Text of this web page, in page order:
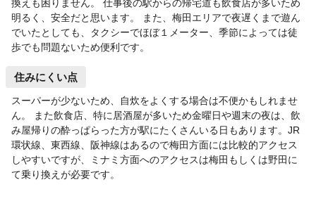
換えも困りません。 仕事後の駅からの帰宅道も飲食店が多いため
明るく、安全だと思います。 また、梅田エリアで夜遅くまで遊ん
でいたとしても、タクシーでほぼ１メーター、季節によっては徒
歩でも問題ないため便利です。
住みにくい点
スーパーが少ないため、自炊をよくする場合は不便かもしれませ
ん。 また飲食店、特に居酒屋が多いため金曜日や週末の夜は、飲
み屋帰りの酔っぱらった方が駅にたくさんいる日もあります。JR
環状線、東西線、阪神線はあるので梅田方面には比較的アクセス
しやすいですが、ミナミ方面へのアクセスは梅田もしくは野田に
て乗り換えが必要です。